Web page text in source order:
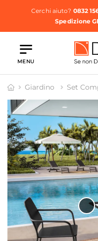
Cerchi aiuto? 0832
Spedizione
MENU
Giardino Set